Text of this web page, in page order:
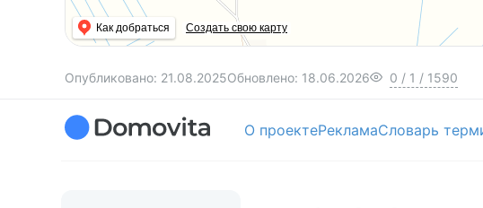
Как добраться Создать свою карту
Опубликовано: 21.08.2025Обновлено: 18.06.2026 0 / 1 / 1590
О проектеРекламаСловарь